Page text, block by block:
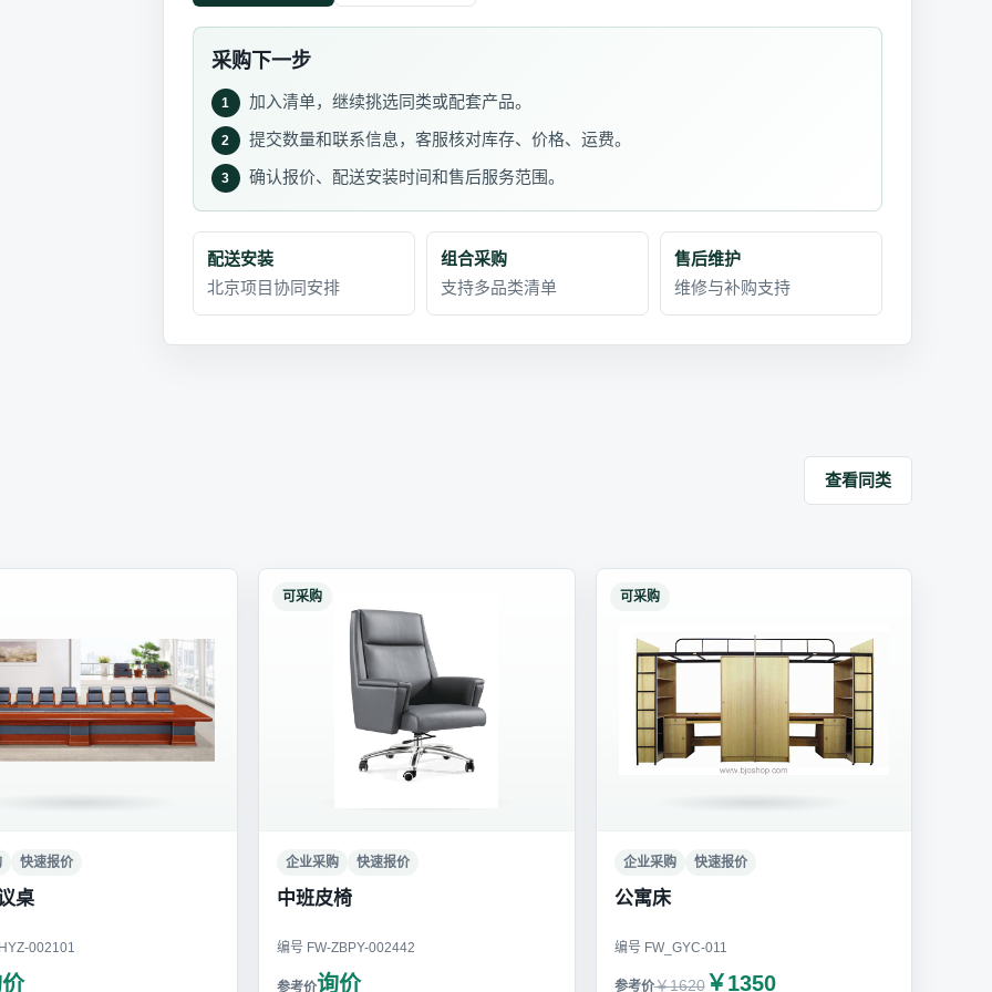
采购下一步
1 加入清单，继续挑选同类或配套产品。
2 提交数量和联系信息，客服核对库存、价格、运费。
3 确认报价、配送安装时间和售后服务范围。
配送安装
北京项目协同安排
组合采购
支持多品类清单
售后维护
维修与补购支持
查看同类
快速报价
桌
002101
可采购
企业采购 快速报价
中班皮椅
编号 FW-ZBPY-002442
询价
可采购
企业采购 快速报价
公寓床
编号 FW_GYC-011
￥1620￥1350